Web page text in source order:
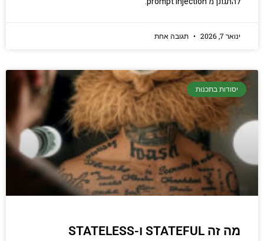
ינואר 7, 2026 תגובה אחת
יסודות בתכנות
מה זה STATEFUL ו-STATELESS